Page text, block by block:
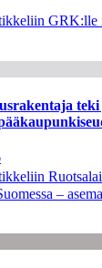
GRK:lle
–